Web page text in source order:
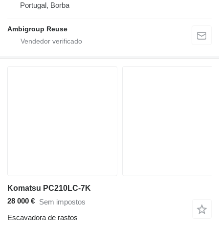
Portugal, Borba
Ambigroup Reuse
Komatsu PC210LC-7K
28 000 € Sem impostos
Escavadora de rastos